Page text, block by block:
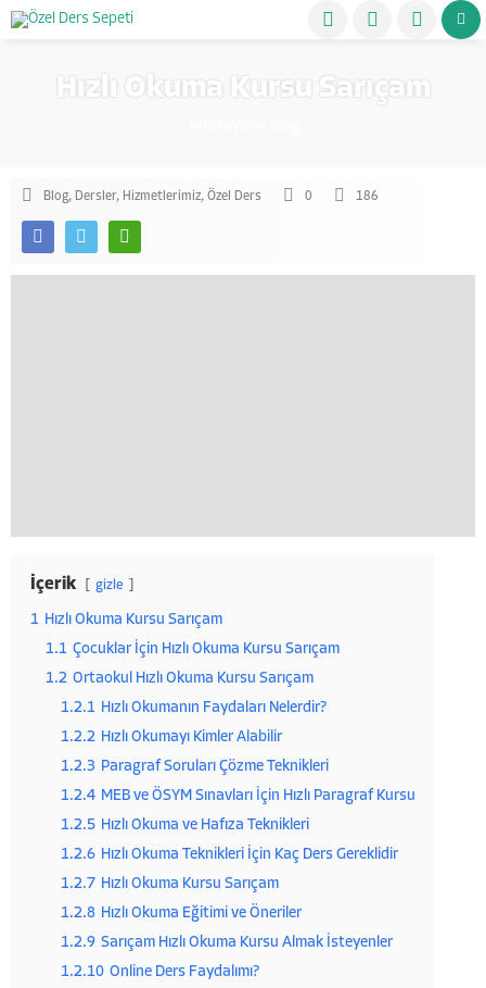
Hızlı Okuma Kursu Sarıçam
Blog, Dersler, Hizmetlerimiz, Özel Ders 0 186
İçerik gizle
1 Hızlı Okuma Kursu Sarıçam
1.1 Çocuklar İçin Hızlı Okuma Kursu Sarıçam
1.2 Ortaokul Hızlı Okuma Kursu Sarıçam
1.2.1 Hızlı Okumanın Faydaları Nelerdir?
1.2.2 Hızlı Okumayı Kimler Alabilir
1.2.3 Paragraf Soruları Çözme Teknikleri
1.2.4 MEB ve ÖSYM Sınavları İçin Hızlı Paragraf Kursu
1.2.5 Hızlı Okuma ve Hafıza Teknikleri
1.2.6 Hızlı Okuma Teknikleri İçin Kaç Ders Gereklidir
1.2.7 Hızlı Okuma Kursu Sarıçam
1.2.8 Hızlı Okuma Eğitimi ve Öneriler
1.2.9 Sarıçam Hızlı Okuma Kursu Almak İsteyenler
1.2.10 Online Ders Faydalımı?